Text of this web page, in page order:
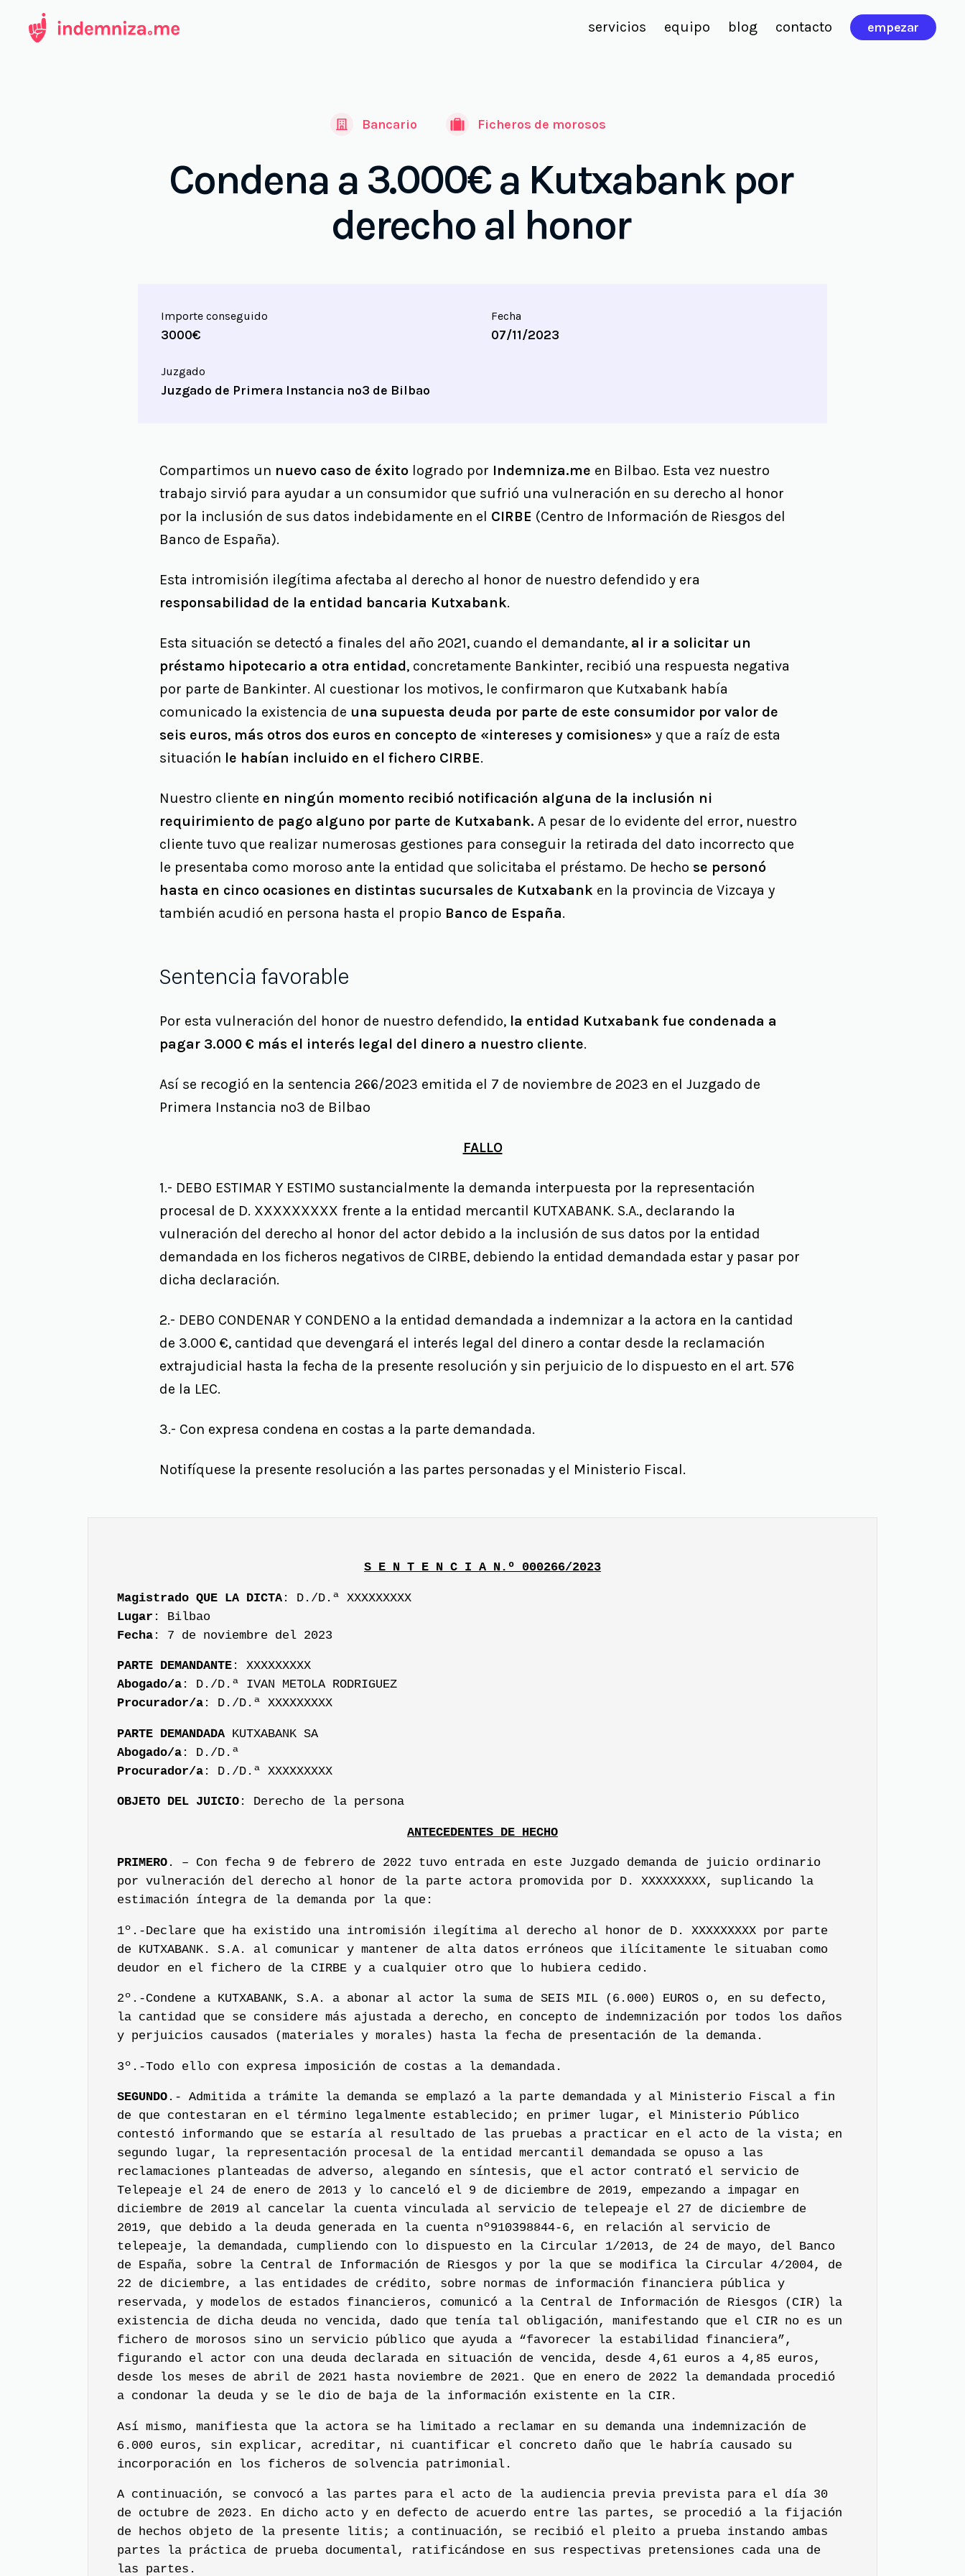
servicios equipo blog contacto empezar
Bancario Ficheros de morosos
Condena a 3.000€ a Kutxabank por
derecho al honor
Importe conseguido
3000€
Fecha
07/11/2023
Juzgado
Juzgado de Primera Instancia nº3 de Bilbao
Compartimos un nuevo caso de éxito logrado por Indemniza.me en Bilbao. Esta vez nuestro
trabajo sirvió para ayudar a un consumidor que sufrió una vulneración en su derecho al honor
por la inclusión de sus datos indebidamente en el CIRBE (Centro de Información de Riesgos del
Banco de España).
Esta intromisión ilegítima afectaba al derecho al honor de nuestro defendido y era
responsabilidad de la entidad bancaria Kutxabank.
Esta situación se detectó a finales del año 2021, cuando el demandante, al ir a solicitar un
préstamo hipotecario a otra entidad, concretamente Bankinter, recibió una respuesta negativa
por parte de Bankinter. Al cuestionar los motivos, le confirmaron que Kutxabank había
comunicado la existencia de una supuesta deuda por parte de este consumidor por valor de
seis euros, más otros dos euros en concepto de «intereses y comisiones» y que a raíz de esta
situación le habían incluido en el fichero CIRBE.
Nuestro cliente en ningún momento recibió notificación alguna de la inclusión ni
requirimiento de pago alguno por parte de Kutxabank. A pesar de lo evidente del error, nuestro
cliente tuvo que realizar numerosas gestiones para conseguir la retirada del dato incorrecto que
le presentaba como moroso ante la entidad que solicitaba el préstamo. De hecho se personó
hasta en cinco ocasiones en distintas sucursales de Kutxabank en la provincia de Vizcaya y
también acudió en persona hasta el propio Banco de España.
Sentencia favorable
Por esta vulneración del honor de nuestro defendido, la entidad Kutxabank fue condenada a
pagar 3.000 € más el interés legal del dinero a nuestro cliente.
Así se recogió en la sentencia 266/2023 emitida el 7 de noviembre de 2023 en el Juzgado de
Primera Instancia nº3 de Bilbao
FALLO
1.- DEBO ESTIMAR Y ESTIMO sustancialmente la demanda interpuesta por la representación
procesal de D. XXXXXXXXX frente a la entidad mercantil KUTXABANK. S.A., declarando la
vulneración del derecho al honor del actor debido a la inclusión de sus datos por la entidad
demandada en los ficheros negativos de CIRBE, debiendo la entidad demandada estar y pasar por
dicha declaración.
2.- DEBO CONDENAR Y CONDENO a la entidad demandada a indemnizar a la actora en la cantidad
de 3.000 €, cantidad que devengará el interés legal del dinero a contar desde la reclamación
extrajudicial hasta la fecha de la presente resolución y sin perjuicio de lo dispuesto en el art. 576
de la LEC.
3.- Con expresa condena en costas a la parte demandada.
Notifíquese la presente resolución a las partes personadas y el Ministerio Fiscal.
S E N T E N C I A N.º 000266/2023
Magistrado QUE LA DICTA : D./D.ª XXXXXXXXX
Lugar : Bilbao
Fecha : 7 de noviembre del 2023
PARTE DEMANDANTE : XXXXXXXXX
Abogado/a : D./D.ª IVAN METOLA RODRIGUEZ
Procurador/a : D./D.ª XXXXXXXXX
PARTE DEMANDADA KUTXABANK SA
Abogado/a : D./D.ª
Procurador/a : D./D.ª XXXXXXXXX
OBJETO DEL JUICIO : Derecho de la persona
ANTECEDENTES DE HECHO
PRIMERO . – Con fecha 9 de febrero de 2022 tuvo entrada en este Juzgado demanda de juicio ordinario
por vulneración del derecho al honor de la parte actora promovida por D. XXXXXXXXX, suplicando la
estimación íntegra de la demanda por la que:
1º.-Declare que ha existido una intromisión ilegítima al derecho al honor de D. XXXXXXXXX por parte
de KUTXABANK. S.A. al comunicar y mantener de alta datos erróneos que ilícitamente le situaban como
deudor en el fichero de la CIRBE y a cualquier otro que lo hubiera cedido.
2º.-Condene a KUTXABANK, S.A. a abonar al actor la suma de SEIS MIL (6.000) EUROS o, en su defecto,
la cantidad que se considere más ajustada a derecho, en concepto de indemnización por todos los daños
y perjuicios causados (materiales y morales) hasta la fecha de presentación de la demanda.
3º.-Todo ello con expresa imposición de costas a la demandada.
SEGUNDO .- Admitida a trámite la demanda se emplazó a la parte demandada y al Ministerio Fiscal a fin
de que contestaran en el término legalmente establecido; en primer lugar, el Ministerio Público
contestó informando que se estaría al resultado de las pruebas a practicar en el acto de la vista; en
segundo lugar, la representación procesal de la entidad mercantil demandada se opuso a las
reclamaciones planteadas de adverso, alegando en síntesis, que el actor contrató el servicio de
Telepeaje el 24 de enero de 2013 y lo canceló el 9 de diciembre de 2019, empezando a impagar en
diciembre de 2019 al cancelar la cuenta vinculada al servicio de telepeaje el 27 de diciembre de
2019, que debido a la deuda generada en la cuenta nº910398844-6, en relación al servicio de
telepeaje, la demandada, cumpliendo con lo dispuesto en la Circular 1/2013, de 24 de mayo, del Banco
de España, sobre la Central de Información de Riesgos y por la que se modifica la Circular 4/2004, de
22 de diciembre, a las entidades de crédito, sobre normas de información financiera pública y
reservada, y modelos de estados financieros, comunicó a la Central de Información de Riesgos (CIR) la
existencia de dicha deuda no vencida, dado que tenía tal obligación, manifestando que el CIR no es un
fichero de morosos sino un servicio público que ayuda a “favorecer la estabilidad financiera”,
figurando el actor con una deuda declarada en situación de vencida, desde 4,61 euros a 4,85 euros,
desde los meses de abril de 2021 hasta noviembre de 2021. Que en enero de 2022 la demandada procedió
a condonar la deuda y se le dio de baja de la información existente en la CIR.
Así mismo, manifiesta que la actora se ha limitado a reclamar en su demanda una indemnización de
6.000 euros, sin explicar, acreditar, ni cuantificar el concreto daño que le habría causado su
incorporación en los ficheros de solvencia patrimonial.
A continuación, se convocó a las partes para el acto de la audiencia previa prevista para el día 30
de octubre de 2023. En dicho acto y en defecto de acuerdo entre las partes, se procedió a la fijación
de hechos objeto de la presente litis; a continuación, se recibió el pleito a prueba instando ambas
partes la práctica de prueba documental, ratificándose en sus respectivas pretensiones cada una de
las partes.